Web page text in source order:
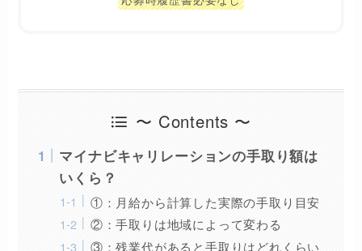
〜 Contents 〜
マイナビキャリレーションの手取り額は
いくら？
①：月給から計算した実際の手取り目安
②：手取りは地域によって変わる
③：残業代があると手取りはどれくらい